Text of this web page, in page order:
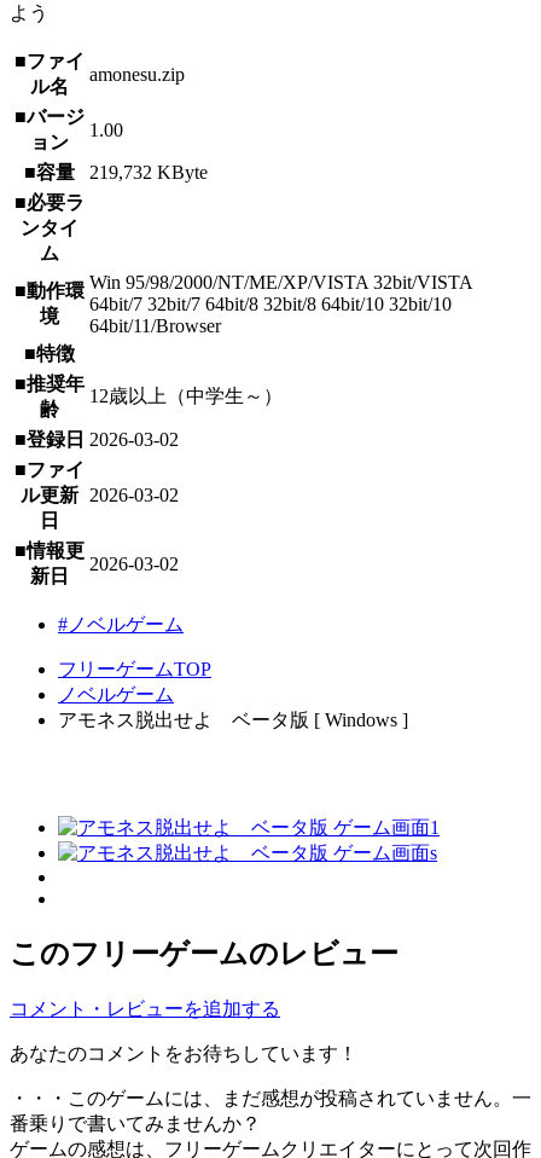
よう
■ファイ
ル名
amonesu.zip
■バージ
ョン
1.00
■容量
219,732 KByte
■必要ラ
ンタイ
ム
■動作環
境
Win 95/98/2000/NT/ME/XP/VISTA 32bit/VISTA
64bit/7 32bit/7 64bit/8 32bit/8 64bit/10 32bit/10
64bit/11/Browser
■特徴
■推奨年
齢
12歳以上（中学生～）
■登録日 2026-03-02
■ファイ
ル更新
日
2026-03-02
■情報更
新日
2026-03-02
#ノベルゲーム
フリーゲームTOP
ノベルゲーム
アモネス脱出せよ ベータ版 [ Windows ]
このフリーゲームのレビュー
コメント・レビューを追加する
あなたのコメントをお待ちしています！
・・・このゲームには、まだ感想が投稿されていません。一
番乗りで書いてみませんか？
ゲームの感想は、フリーゲームクリエイターにとって次回作